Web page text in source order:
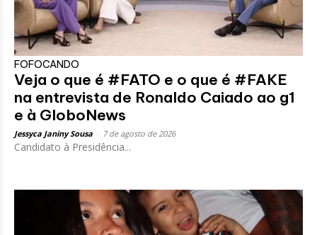
FOFOCANDO
Veja o que é #FATO e o que é #FAKE
na entrevista de Ronaldo Caiado ao g1
e à GloboNews
Jessyca Janiny Sousa 7 de agosto de 2026
Candidato à Presidência...